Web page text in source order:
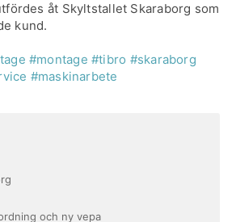
åt Skyltstallet Skaraborg som
kund.
#montage #tibro #skaraborg
#maskinarbete
och ny vepa